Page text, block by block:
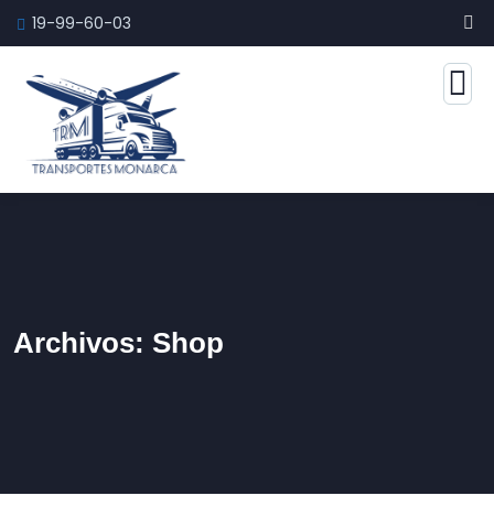
19-99-60-03
Archivos: Shop